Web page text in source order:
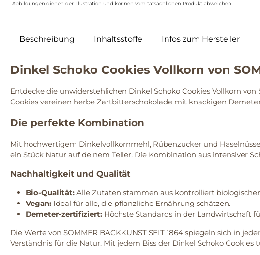
Abbildungen dienen der Illustration und können vom tatsächlichen Produkt abweichen.
Beschreibung Inhaltsstoffe Infos zum Hersteller
Dinkel Schoko Cookies Vollkorn von
Entdecke die unwiderstehlichen Dinkel Schoko Cookies Vollkorn von
Cookies vereinen herbe Zartbitterschokolade mit knackigen
Die perfekte Kombination
Mit hochwertigem Dinkelvollkornmehl, Rübenzucker und
ein Stück Natur auf deinem Teller. Die Kombination aus intensiver
Nachhaltigkeit und Qualität
Bio-Qualität: Alle Zutaten stammen aus kontrolliert
Vegan: Ideal für alle, die pflanzliche Ernährung schätzen.
Demeter-zertifiziert: Höchste Standards in der Landwirtschaft
Die Werte von SOMMER BACKKUNST SEIT 1864 spiegeln sich in
Verständnis für die Natur. Mit jedem Biss der Dinkel Schoko